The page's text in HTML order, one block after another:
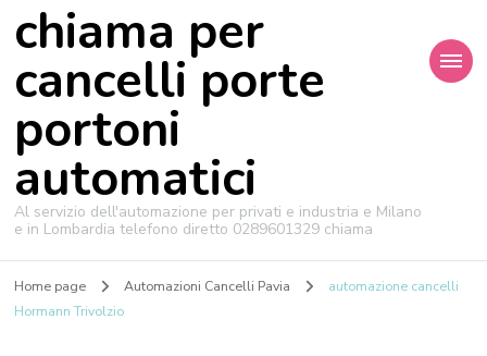
chiama per
cancelli porte
portoni
automatici
Al servizio dell'automazione per privati e industria e Milano
e in Lombardia telefono diretto 0289601329 chiama
Home page Automazioni Cancelli Pavia
automazione cancelli
Hormann Trivolzio